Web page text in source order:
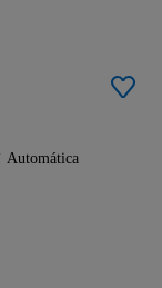
Automática